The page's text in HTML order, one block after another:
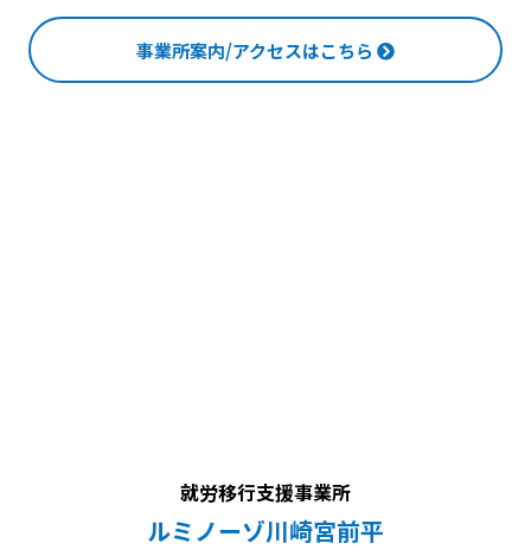
事業所案内/アクセスはこちら
就労移行支援事業所
ルミノーゾ川崎宮前平